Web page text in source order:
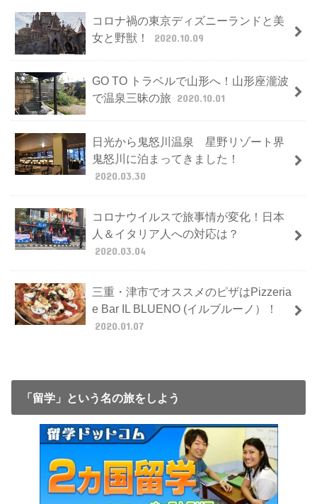
コロナ禍の東京ディズニーランドと美
女と野獣！
2020.10.09
GO TO トラベルで山形へ！山形座瀧波
で温泉三昧の旅 2020.10.01
日光から鬼怒川温泉 星野リゾート界
鬼怒川に泊まってきました！
2020.03.30
コロナウイルスで旅事情が変化！日本
人＆イタリア人への対応は？
2020.03.04
三重・津市でオススメのピザはPizzeria
e Bar IL BLUENO (イルブルーノ）！
2020.01.07
「留学」という名の旅をしよう